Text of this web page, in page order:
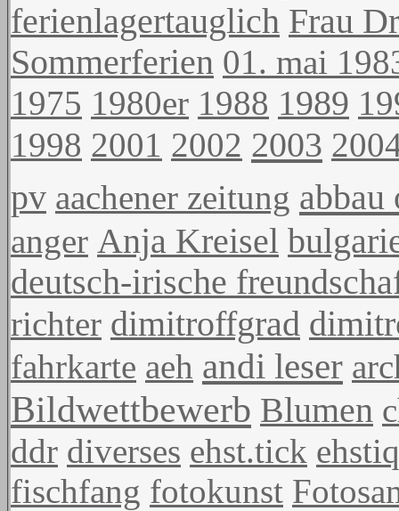
ferienlagertauglich Frau
Sommerferien 01. mai
1975 1980er 1988 1989
1998 2001 2002 2003
pv aachener zeitung abbau
anger Anja Kreisel
deutsch-irische
richter dimitroffgrad
fahrkarte aeh andi leser
Bildwettbewerb Blumen
ddr diverses ehst.tick
fischfang fotokunst